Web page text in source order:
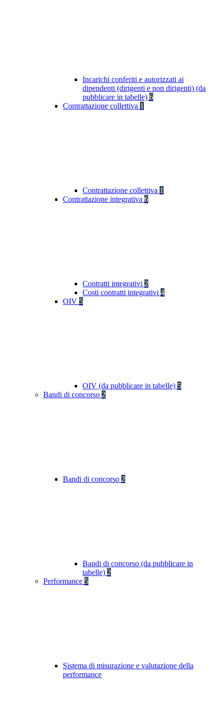
Incarichi conferiti e autorizzati ai
dipendenti (dirigenti e non dirigenti) (da
pubblicare in tabelle) 6
Contrattazione collettiva 1
Contrattazione collettiva 1
Contrattazione integrativa 6
Contratti integrativi 2
Costi contratti integrativi 4
OIV 5
OIV (da pubblicare in tabelle) 5
Bandi di concorso 2
Bandi di concorso 2
Bandi di concorso (da pubblicare in
tabelle) 2
Performance 5
Sistema di misurazione e valutazione della
performance